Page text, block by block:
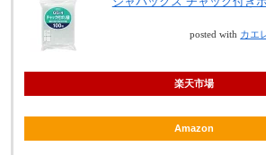
posted with カエ
楽天市場
Amazon